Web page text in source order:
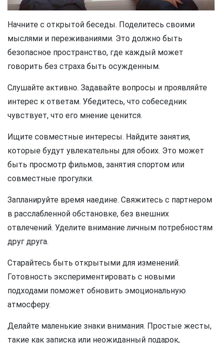
Начните с открытой беседы. Поделитесь своими
мыслями и переживаниями. Это должно быть
безопасное пространство, где каждый может
говорить без страха быть осужденным.
Слушайте активно. Задавайте вопросы и проявляйте
интерес к ответам. Убедитесь, что собеседник
чувствует, что его мнение ценится.
Ищите совместные интересы. Найдите занятия,
которые будут увлекательны для обоих. Это может
быть просмотр фильмов, занятия спортом или
совместные прогулки.
Запланируйте время наедине. Свяжитесь с партнером
в расслабленной обстановке, без внешних
отвлечений. Уделите внимание личным потребностям
друг друга.
Старайтесь быть открытыми для изменений.
Готовность экспериментировать с новыми
подходами поможет обновить эмоциональную
атмосферу.
Делайте маленькие знаки внимания. Простые жесты,
такие как записка или неожиданный подарок,